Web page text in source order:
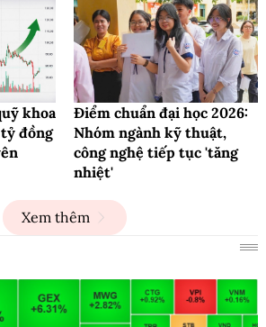
khoa
đồng
Điểm chuẩn đại học 2026:
Nhóm ngành kỹ thuật,
công nghệ tiếp tục 'tăng
nhiệt'
Xem thêm